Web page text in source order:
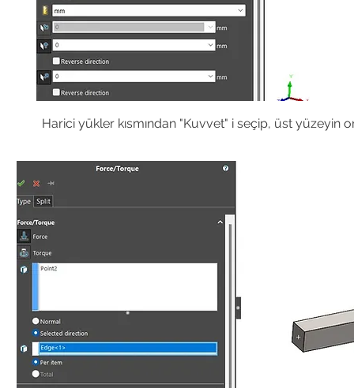
Harici yükler kısmından "Kuvvet" i seçip, üst yüzeyin